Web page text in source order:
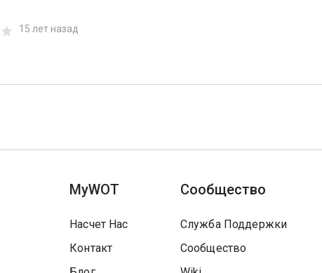
15 лет назад
MyWOT
Насчет Нас
Контакт
Сообщество
Служба Поддержки
Сообщество